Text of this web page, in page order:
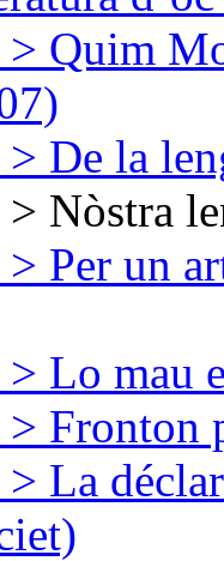
Quim
De la
Nòstra
Per un
Lo mau
Fronton
La